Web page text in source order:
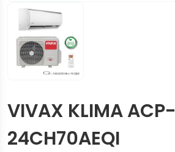
VIVAX KLIMA ACP-
24CH70AEQI